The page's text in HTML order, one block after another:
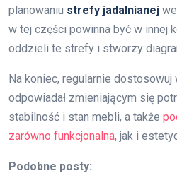
planowaniu strefy jadalnianej
w tej części powinna być w innej
oddzieli te strefy i stworzy
Na koniec, regularnie dostosowuj
odpowiadał zmieniającym się
stabilność i stan mebli, a także
zarówno funkcjonalna, jak i
Podobne posty: